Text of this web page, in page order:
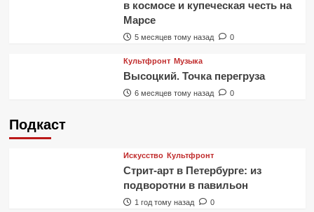
в космосе и купеческая честь на
Марсе
5 месяцев тому назад 0
Культфронт Музыка
Высоцкий. Точка перегруза
6 месяцев тому назад 0
Подкаст
Искусство Культфронт
Стрит-арт в Петербурге: из
подворотни в павильон
1 год тому назад 0